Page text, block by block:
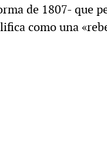
de 1807- que
como una